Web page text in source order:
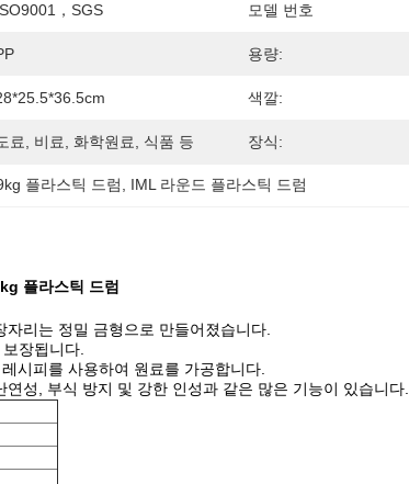
，SGS 모델 번호
용량:
색깔:
료, 비료, 화학원료, 식품 등 장식:
플라스틱 드럼 IML 라운드 플라스틱 드럼
플라스틱 드럼
리는 정밀 금형으로 만들어졌습니다.
장됩니다.
시피를 사용하여 원료를 가공합니다.
성, 부식 방지 및 강한 인성과 같은 많은 기능이 있습니다.